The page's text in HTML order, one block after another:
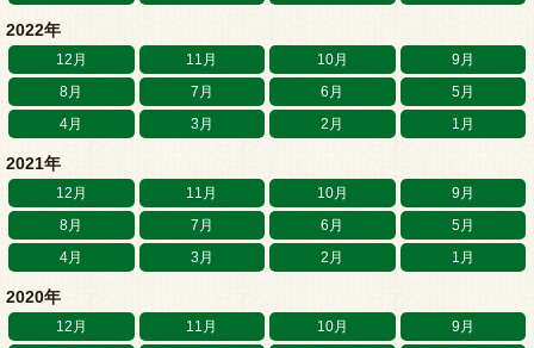
2022年
12月 11月 10月
9月
8月
7月 6月
5月
4月
3月 2月 1月
2021年
12月 11月 10月
9月
8月
7月 6月
5月
4月
3月 2月 1月
2020年
12月 11月 10月
9月